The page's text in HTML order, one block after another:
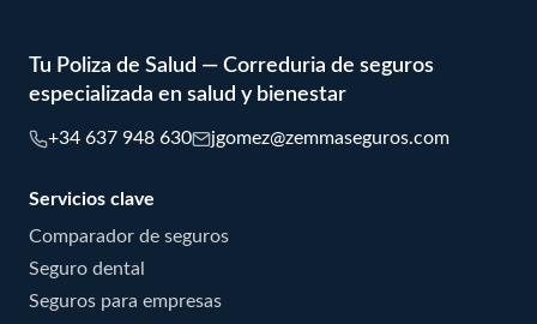
Tu Poliza de Salud — Correduria de seguros
especializada en salud y bienestar
+34 637 948 630 jgomez@zemmaseguros.com
Servicios clave
Comparador de seguros
Seguro dental
Seguros para empresas